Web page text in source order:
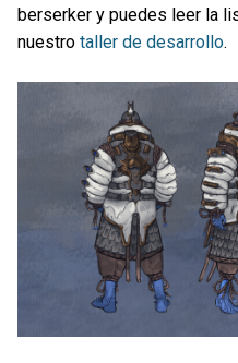
berserker y puedes leer la
nuestro taller de desarrollo.